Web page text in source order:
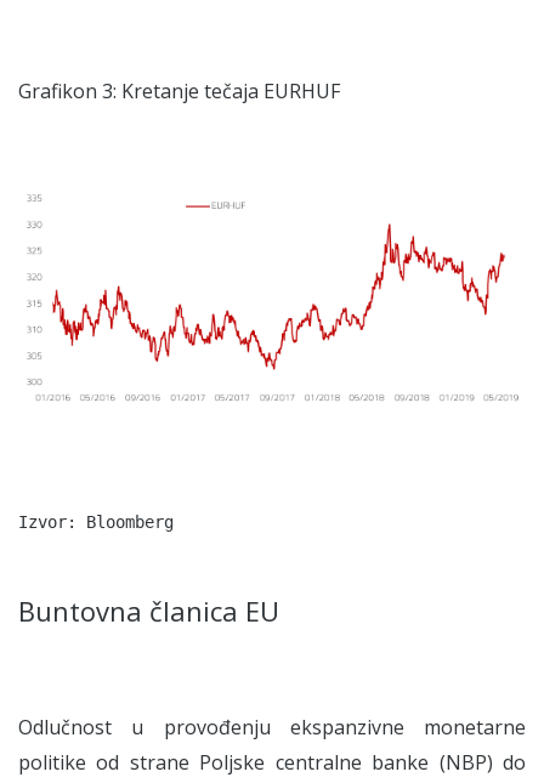
Grafikon 3: Kretanje tečaja EURHUF
Izvor: Bloomberg
Buntovna članica EU
Odlučnost u provođenju ekspanzivne monetarne
politike od strane Poljske centralne banke (NBP) do